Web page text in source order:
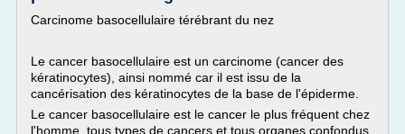
Carcinome basocellulaire térébrant du nez
Le cancer basocellulaire est un carcinome (cancer des
kératinocytes), ainsi nommé car il est issu de la
cancérisation des kératinocytes de la base de l'épiderme.
Le cancer basocellulaire est le cancer le plus fréquent chez
l'homme, tous types de cancers et tous organes confondus